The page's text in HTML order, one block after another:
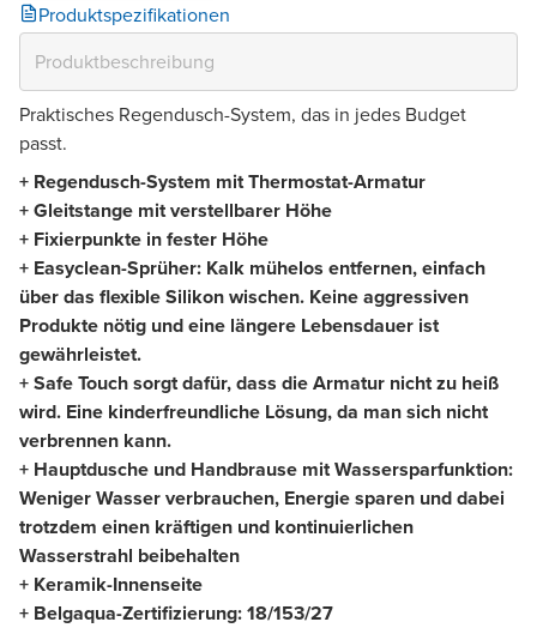
Produktspezifikationen
Praktisches Regendusch-System, das in jedes Budget
passt.
+ Regendusch-System mit Thermostat-Armatur
+ Gleitstange mit verstellbarer Höhe
+ Fixierpunkte in fester Höhe
+ Easyclean-Sprüher: Kalk mühelos entfernen, einfach
über das flexible Silikon wischen. Keine aggressiven
Produkte nötig und eine längere Lebensdauer ist
gewährleistet.
+ Safe Touch sorgt dafür, dass die Armatur nicht zu heiß
wird. Eine kinderfreundliche Lösung, da man sich nicht
verbrennen kann.
+ Hauptdusche und Handbrause mit Wassersparfunktion:
Weniger Wasser verbrauchen, Energie sparen und dabei
trotzdem einen kräftigen und kontinuierlichen
Wasserstrahl beibehalten
+ Keramik-Innenseite
+ Belgaqua-Zertifizierung: 18/153/27